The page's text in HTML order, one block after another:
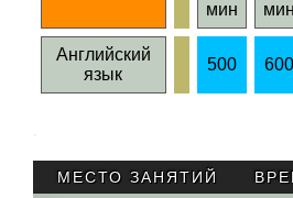
мин
мин
Английский
язык
500 600
МЕСТО ЗАНЯТИЙ